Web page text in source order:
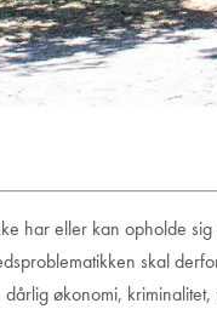
har eller kan opholde
skal
dårlig økonomi,